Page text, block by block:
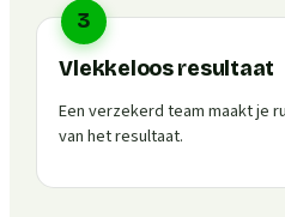
3
Vlekkeloos resultaat
Een verzekerd team maakt je
van het resultaat.